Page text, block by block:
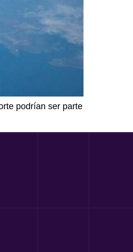
podrían ser parte